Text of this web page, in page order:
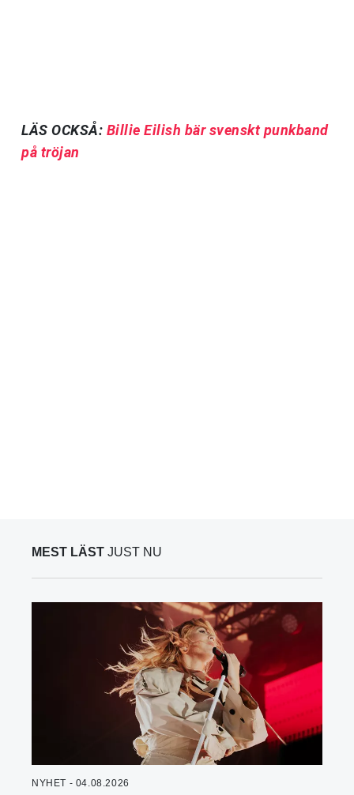
LÄS OCKSÅ: Billie Eilish bär svenskt punkband
på tröjan
MEST LÄST JUST NU
NYHET - 04.08.2026